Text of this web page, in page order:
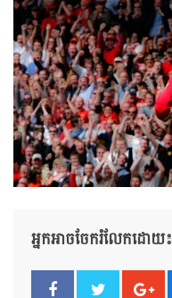
អ្នកអាចចែករំលែកដោយ៖